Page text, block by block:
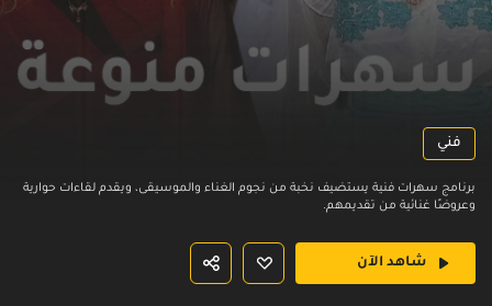
فني
برنامج سهرات فنية يستضيف نخبة من نجوم الغناء والموسيقى، ويقدم لقاءات حوارية
وعروضًا غنائية من تقديمهم.
شاهد الآن